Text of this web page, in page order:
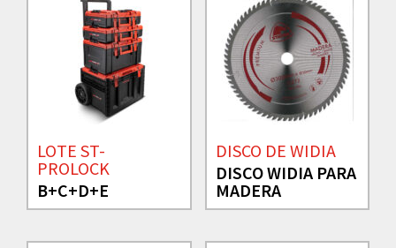
LOTE ST-
PROLOCK
B+C+D+E
DISCO DE WIDIA
DISCO WIDIA PARA
MADERA